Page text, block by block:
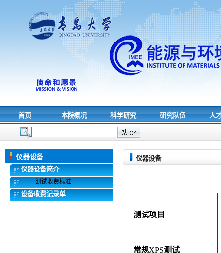
首页 本院概况 科学研究 研究队伍 人
仪器设备
仪器设备简介
测试收费标准
设备收费记录单
仪器设备
测试项目
常规XPS测试